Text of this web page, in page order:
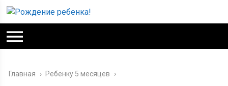
Главная › Ребенку 5 месяцев ›